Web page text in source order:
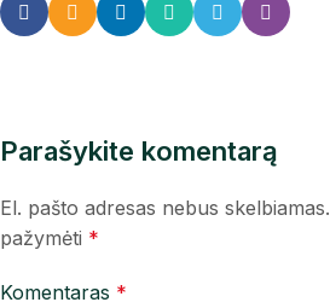
Parašykite komentarą
El. pašto adresas nebus skelbiamas.
pažymėti *
Komentaras *